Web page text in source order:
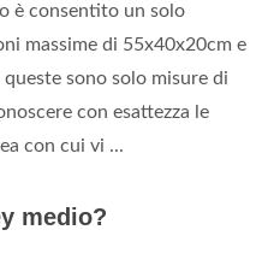
è consentito un solo
massime di 55x40x20cm e
sono solo misure di
con esattezza le
con cui vi ...
medio?